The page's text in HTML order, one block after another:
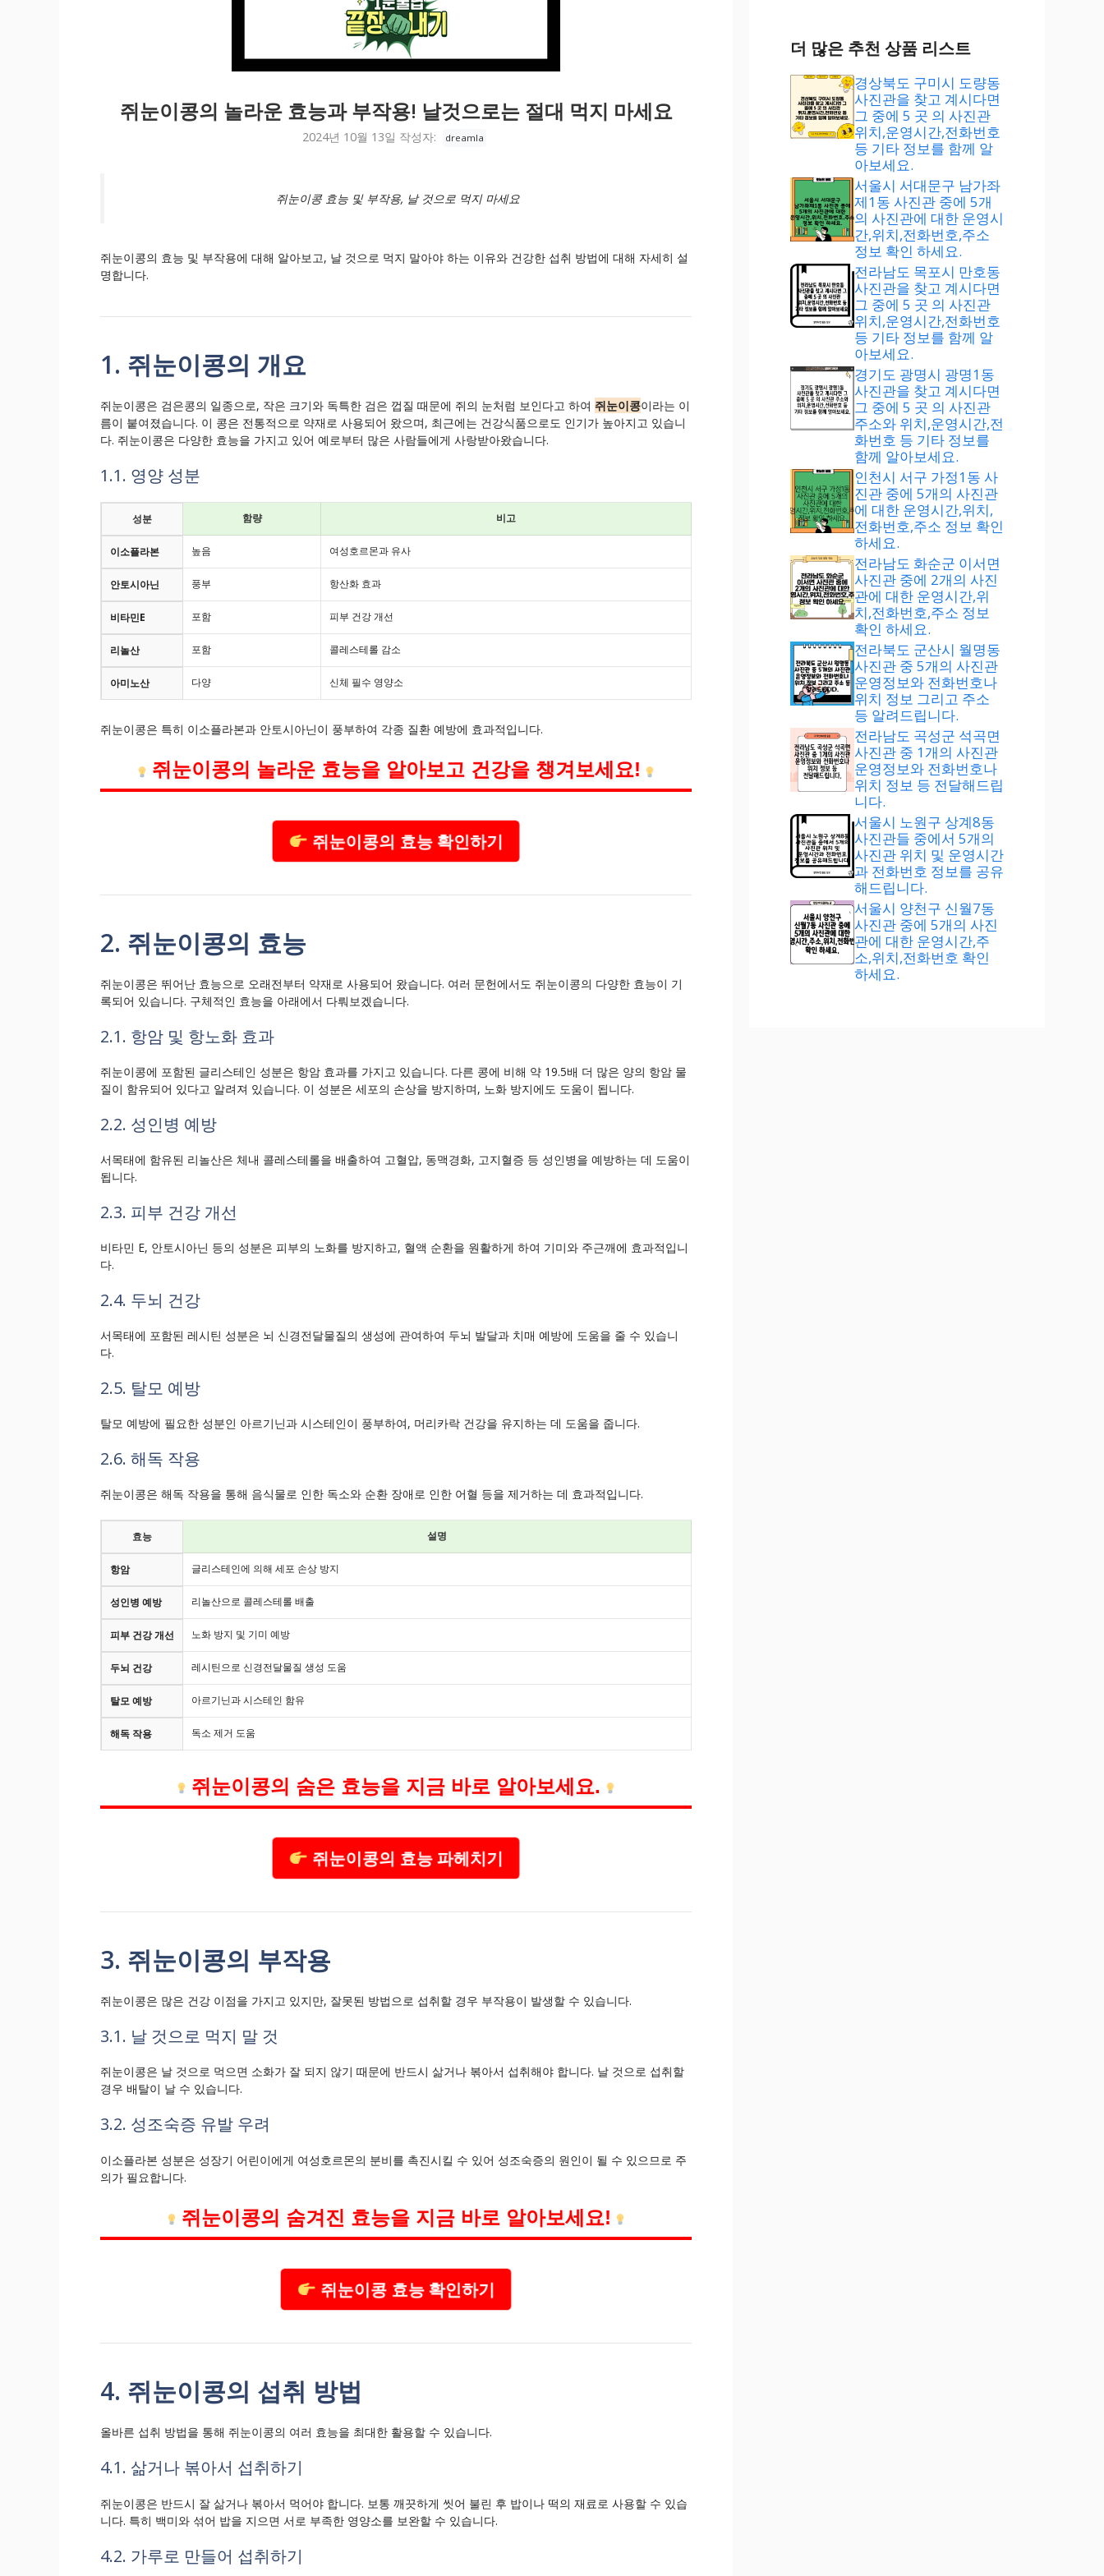
쥐눈이콩의 놀라운 효능과 부작용! 날것으로는 절대 먹지 마세요
2024년 10월 13일 작성자: dreamla
쥐눈이콩 효능 및 부작용, 날 것으로 먹지 마세요
쥐눈이콩의 효능 및 부작용에 대해 알아보고, 날 것으로 먹지 말아야 하는 이유와 건강한 섭취 방법에 대해 자세히 설
명합니다.
1. 쥐눈이콩의 개요
쥐눈이콩은 검은콩의 일종으로, 작은 크기와 독특한 검은 껍질 때문에 쥐의 눈처럼 보인다고 하여 쥐눈이콩이라는 이
름이 붙여졌습니다. 이 콩은 전통적으로 약재로 사용되어 왔으며, 최근에는 건강식품으로도 인기가 높아지고 있습니
다. 쥐눈이콩은 다양한 효능을 가지고 있어 예로부터 많은 사람들에게 사랑받아왔습니다.
1.1. 영양 성분
성분 함량 비고
이소플라본 높음 여성호르몬과 유사
안토시아닌 풍부 항산화 효과
비타민E 포함 피부 건강 개선
리놀산 포함 콜레스테롤 감소
아미노산 다양 신체 필수 영양소
쥐눈이콩은 특히 이소플라본과 안토시아닌이 풍부하여 각종 질환 예방에 효과적입니다.
쥐눈이콩의 놀라운 효능을 알아보고 건강을 챙겨보세요!
쥐눈이콩의 효능 확인하기
2. 쥐눈이콩의 효능
쥐눈이콩은 뛰어난 효능으로 오래전부터 약재로 사용되어 왔습니다. 여러 문헌에서도 쥐눈이콩의 다양한 효능이 기
록되어 있습니다. 구체적인 효능을 아래에서 다뤄보겠습니다.
2.1. 항암 및 항노화 효과
쥐눈이콩에 포함된 글리스테인 성분은 항암 효과를 가지고 있습니다. 다른 콩에 비해 약 19.5배 더 많은 양의 항암 물
질이 함유되어 있다고 알려져 있습니다. 이 성분은 세포의 손상을 방지하며, 노화 방지에도 도움이 됩니다.
2.2. 성인병 예방
서목태에 함유된 리놀산은 체내 콜레스테롤을 배출하여 고혈압, 동맥경화, 고지혈증 등 성인병을 예방하는 데 도움이
됩니다.
2.3. 피부 건강 개선
비타민 E, 안토시아닌 등의 성분은 피부의 노화를 방지하고, 혈액 순환을 원활하게 하여 기미와 주근깨에 효과적입니
다.
2.4. 두뇌 건강
서목태에 포함된 레시틴 성분은 뇌 신경전달물질의 생성에 관여하여 두뇌 발달과 치매 예방에 도움을 줄 수 있습니
다.
2.5. 탈모 예방
탈모 예방에 필요한 성분인 아르기닌과 시스테인이 풍부하여, 머리카락 건강을 유지하는 데 도움을 줍니다.
2.6. 해독 작용
쥐눈이콩은 해독 작용을 통해 음식물로 인한 독소와 순환 장애로 인한 어혈 등을 제거하는 데 효과적입니다.
효능 설명
항암 글리스테인에 의해 세포 손상 방지
성인병 예방 리놀산으로 콜레스테롤 배출
피부 건강 개선 노화 방지 및 기미 예방
두뇌 건강 레시틴으로 신경전달물질 생성 도움
탈모 예방 아르기닌과 시스테인 함유
해독 작용 독소 제거 도움
쥐눈이콩의 숨은 효능을 지금 바로 알아보세요.
쥐눈이콩의 효능 파헤치기
3. 쥐눈이콩의 부작용
쥐눈이콩은 많은 건강 이점을 가지고 있지만, 잘못된 방법으로 섭취할 경우 부작용이 발생할 수 있습니다.
3.1. 날 것으로 먹지 말 것
쥐눈이콩은 날 것으로 먹으면 소화가 잘 되지 않기 때문에 반드시 삶거나 볶아서 섭취해야 합니다. 날 것으로 섭취할
경우 배탈이 날 수 있습니다.
3.2. 성조숙증 유발 우려
이소플라본 성분은 성장기 어린이에게 여성호르몬의 분비를 촉진시킬 수 있어 성조숙증의 원인이 될 수 있으므로 주
의가 필요합니다.
쥐눈이콩의 숨겨진 효능을 지금 바로 알아보세요!
쥐눈이콩 효능 확인하기
4. 쥐눈이콩의 섭취 방법
올바른 섭취 방법을 통해 쥐눈이콩의 여러 효능을 최대한 활용할 수 있습니다.
4.1. 삶거나 볶아서 섭취하기
쥐눈이콩은 반드시 잘 삶거나 볶아서 먹어야 합니다. 보통 깨끗하게 씻어 불린 후 밥이나 떡의 재료로 사용할 수 있습
니다. 특히 백미와 섞어 밥을 지으면 서로 부족한 영양소를 보완할 수 있습니다.
4.2. 가루로 만들어 섭취하기
더 많은 추천 상품 리스트
경상북도 구미시 도량동
사진관을 찾고 계시다면
그 중에 5 곳 의 사진관
위치,운영시간,전화번호
등 기타 정보를 함께 알
아보세요.
서울시 서대문구 남가좌
제1동 사진관 중에 5개
의 사진관에 대한 운영시
간,위치,전화번호,주소
정보 확인 하세요.
전라남도 목포시 만호동
사진관을 찾고 계시다면
그 중에 5 곳 의 사진관
위치,운영시간,전화번호
등 기타 정보를 함께 알
아보세요.
경기도 광명시 광명1동
사진관을 찾고 계시다면
그 중에 5 곳 의 사진관
주소와 위치,운영시간,전
화번호 등 기타 정보를
함께 알아보세요.
인천시 서구 가정1동 사
진관 중에 5개의 사진관
에 대한 운영시간,위치,
전화번호,주소 정보 확인
하세요.
전라남도 화순군 이서면
사진관 중에 2개의 사진
관에 대한 운영시간,위
치,전화번호,주소 정보
확인 하세요.
전라북도 군산시 월명동
사진관 중 5개의 사진관
운영정보와 전화번호나
위치 정보 그리고 주소
등 알려드립니다.
전라남도 곡성군 석곡면
사진관 중 1개의 사진관
운영정보와 전화번호나
위치 정보 등 전달해드립
니다.
서울시 노원구 상계8동
사진관들 중에서 5개의
사진관 위치 및 운영시간
과 전화번호 정보를 공유
해드립니다.
서울시 양천구 신월7동
사진관 중에 5개의 사진
관에 대한 운영시간,주
소,위치,전화번호 확인
하세요.